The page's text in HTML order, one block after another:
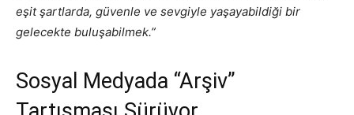
eşit şartlarda, güvenle ve sevgiyle yaşayabildiği bir
gelecekte buluşabilmek.”
Sosyal Medyada “Arşiv”